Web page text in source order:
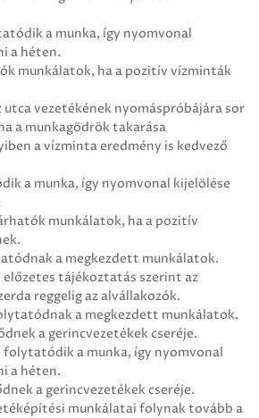
a munka, így nyomvonal
a héten.
munkálatok, ha a pozitív vízminták
utca vezetékének nyomáspróbájára sor
a munkagödrök takarása
a vízminta eredmény is kedvező
a munka, így nyomvonal kijelölése
munkálatok, ha a pozitív
a megkezdett munkálatok.
előzetes tájékoztatás szerint az
reggelig az alvállakozók.
a megkezdett munkálatok.
a gerincvezetékek cseréje.
folytatódik a munka, így nyomvonal
a héten.
a gerincvezetékek cseréje.
munkálatai folynak tovább a